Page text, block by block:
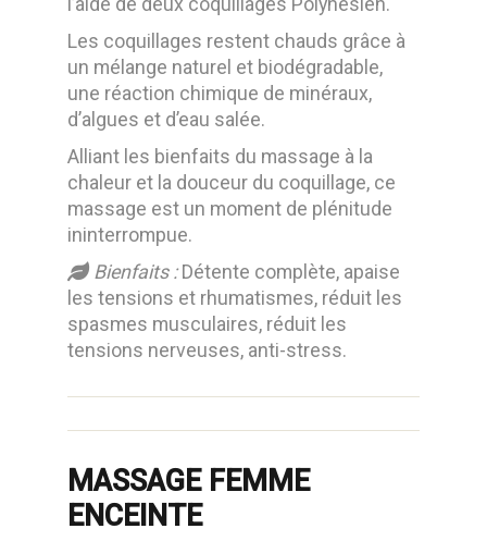
Les coquillages restent chauds grâce à
un mélange naturel et biodégradable,
une réaction chimique de minéraux,
d’algues et d’eau salée.
Alliant les bienfaits du massage à la
chaleur et la douceur du coquillage, ce
massage est un moment de plénitude
ininterrompue.
Bienfaits : Détente complète, apaise
les tensions et rhumatismes, réduit les
spasmes musculaires, réduit les
tensions nerveuses, anti-stress.
MASSAGE FEMME
ENCEINTE